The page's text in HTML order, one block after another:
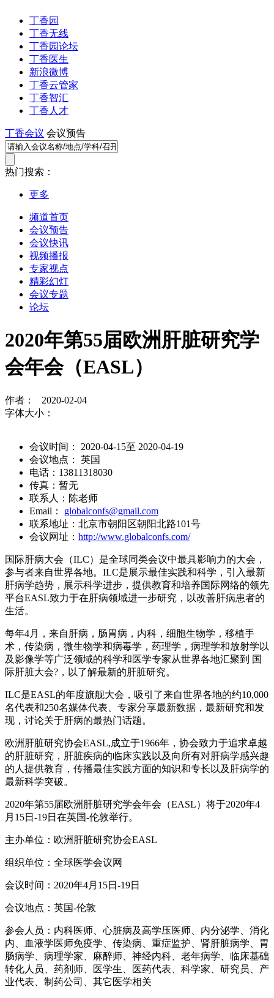
丁香园
丁香无线
丁香园论坛
丁香医生
新浪微博
丁香云管家
丁香智汇
丁香人才
丁香会议 会议预告
热门搜索：
更多
频道首页
会议预告
会议快讯
视频播报
专家视点
精彩幻灯
会议专题
论坛
2020年第55届欧洲肝脏研究学
会年会（EASL）
作者： 2020-02-04
字体大小：
会议时间： 2020-04-15至 2020-04-19
会议地点： 英国
电话：13811318030
传真：暂无
联系人：陈老师
Email： globalconfs@gmail.com
联系地址：北京市朝阳区朝阳北路101号
会议网址： http://www.globalconfs.com/
国际肝病大会（ILC）是全球同类会议中最具影响力的大会，
参与者来自世界各地。ILC是展示最佳实践和科学，引入最新
肝病学趋势，展示科学进步，提供教育和培养国际网络的领先
平台EASL致力于在肝病领域进一步研究，以改善肝病患者的
生活。
每年4月，来自肝病，肠胃病，内科，细胞生物学，移植手
术，传染病，微生物学和病毒学，药理学，病理学和放射学以
及影像学等广泛领域的科学和医学专家从世界各地汇聚到 国
际肝脏大会?，以了解最新的肝脏研究。
ILC是EASL的年度旗舰大会，吸引了来自世界各地的约10,000
名代表和250名媒体代表、专家分享最新数据，最新研究和发
现，讨论关于肝病的最热门话题。
欧洲肝脏研究协会EASL,成立于1966年，协会致力于追求卓越
的肝脏研究，肝脏疾病的临床实践以及向所有对肝病学感兴趣
的人提供教育，传播最佳实践方面的知识和专长以及肝病学的
最新科学突破。
2020年第55届欧洲肝脏研究学会年会（EASL）将于2020年4
月15日-19日在英国-伦敦举行。
主办单位：欧洲肝脏研究协会EASL
组织单位：全球医学会议网
会议时间：2020年4月15日-19日
会议地点：英国-伦敦
参会人员：内科医师、心脏病及高学压医师、内分泌学、消化
内、血液学医师免疫学、传染病、重症监护、肾肝脏病学、胃
肠病学、病理学家、麻醉师、神经内科、老年病学、临床基础
转化人员、药剂师、医学生、医药代表、科学家、研究员、产
业代表、制药公司、其它医学相关